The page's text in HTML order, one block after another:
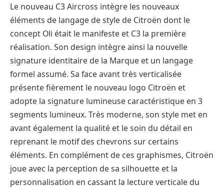
Le nouveau C3 Aircross intègre les nouveaux
éléments de langage de style de Citroën dont le
concept Oli était le manifeste et C3 la première
réalisation. Son design intègre ainsi la nouvelle
signature identitaire de la Marque et un langage
formel assumé. Sa face avant très verticalisée
présente fièrement le nouveau logo Citroën et
adopte la signature lumineuse caractéristique en 3
segments lumineux. Très moderne, son style met en
avant également la qualité et le soin du détail en
reprenant le motif des chevrons sur certains
éléments. En complément de ces graphismes, Citroën
joue avec la perception de sa silhouette et la
personnalisation en cassant la lecture verticale du